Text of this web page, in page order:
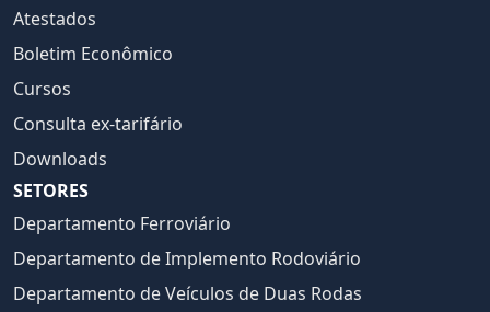
Atestados
Boletim Econômico
Cursos
Consulta ex-tarifário
Downloads
SETORES
Departamento Ferroviário
Departamento de Implemento Rodoviário
Departamento de Veículos de Duas Rodas